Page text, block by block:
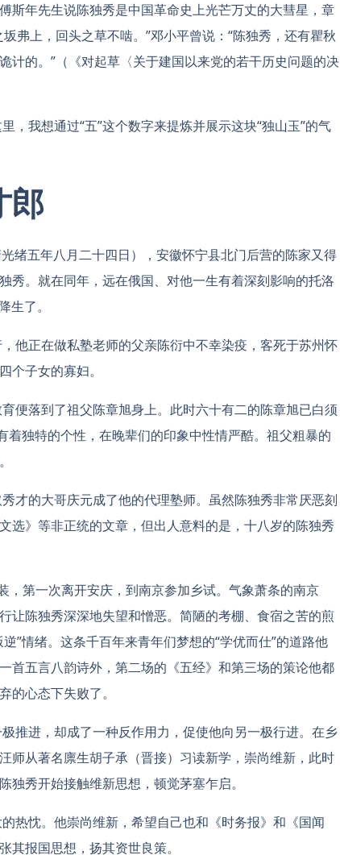
年先生说陈独秀是中国革命史上光芒万丈的大彗星，章
弗上，回头之草不啮。”邓小平曾说：“陈独秀，还有瞿秋
计的。”（《对起草〈关于建国以来党的若干历史问题的决
我想通过“五”这个数字来提炼并展示这块“独山玉”的气
郎
五年八月二十四日），安徽怀宁县北门后营的陈家又得
秀。就在同年，远在俄国、对他一生有着深刻影响的托洛
了。
正在做私塾老师的父亲陈衍中不幸染疫，客死于苏州怀
个子女的寡妇。
落到了祖父陈章旭身上。此时六十有二的陈章旭已白须
着独特的个性，在晚辈们的印象中性情严酷。祖父粗暴的
的大哥庆元成了他的代理塾师。虽然陈独秀非常厌恶刻
选》等非正统的文章，但出人意料的是，十八岁的陈独秀
第一次离开安庆，到南京参加乡试。气象萧条的南京
让陈独秀深深地失望和憎恶。简陋的考棚、食宿之苦的煎
”情绪。这条千百年来青年们梦想的“学优而仕”的道路他
首五言八韵诗外，第二场的《五经》和第三场的策论他都
的心态下失败了。
进，却成了一种反作用力，促使他向另一极行进。在乡
师从著名廪生胡子承（晋接）习读新学，崇尚维新，此时
秀开始接触维新思想，顿觉茅塞乍启。
忱。他崇尚维新，希望自己也和《时务报》和《国闻
报国思想，扬其资世良策。